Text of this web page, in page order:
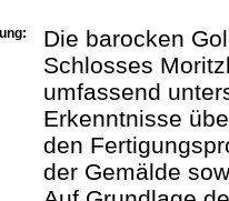
Die barocken
Schlosses
umfassend
Erkenntnisse
den
der Gemälde